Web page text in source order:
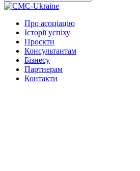
Про асоціацію
Історії успіху
Проєкти
Консультантам
Бізнесу
Партнерам
Контакти